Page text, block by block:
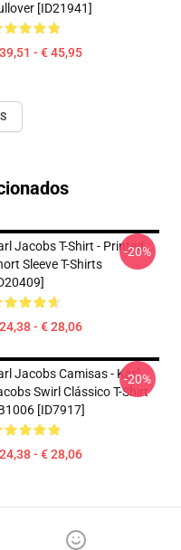
[ID21941]
- € 45,95
Jacobs T-Shirt - Printed
Sleeve T-Shirts
- € 28,06
-20%
Jacobs Camisas - Karl
Swirl Clássico T-Shirt
[ID7917]
- € 28,06
-20%